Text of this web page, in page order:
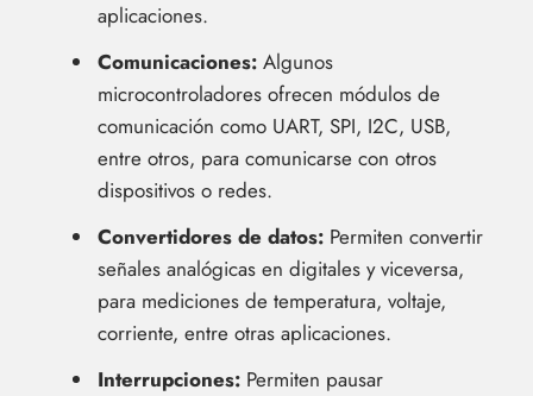
aplicaciones.
Comunicaciones: Algunos
microcontroladores ofrecen módulos de
comunicación como UART, SPI, I2C, USB,
entre otros, para comunicarse con otros
dispositivos o redes.
Convertidores de datos: Permiten convertir
señales analógicas en digitales y viceversa,
para mediciones de temperatura, voltaje,
corriente, entre otras aplicaciones.
Interrupciones: Permiten pausar